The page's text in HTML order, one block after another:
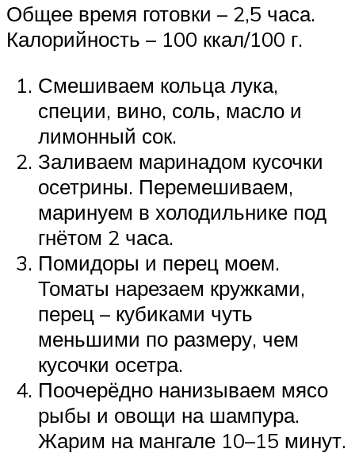
Общее время готовки – 2,5 часа.
Калорийность – 100 ккал/100 г.
Смешиваем кольца лука,
специи, вино, соль, масло и
лимонный сок.
Заливаем маринадом кусочки
осетрины. Перемешиваем,
маринуем в холодильнике под
гнётом 2 часа.
Помидоры и перец моем.
Томаты нарезаем кружками,
перец – кубиками чуть
меньшими по размеру, чем
кусочки осетра.
Поочерёдно нанизываем мясо
рыбы и овощи на шампура.
Жарим на мангале 10–15 минут.